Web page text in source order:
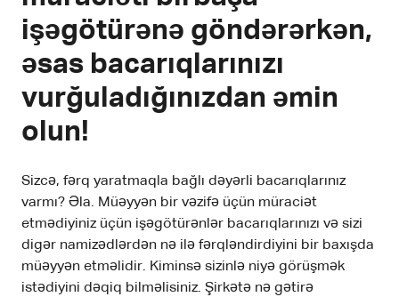
işəgötürənə göndərərkən,
əsas bacarıqlarınızı
vurğuladığınızdan əmin
olun!
Sizcə, fərq yaratmaqla bağlı dəyərli bacarıqlarınız
varmı? Əla. Müəyyən bir vəzifə üçün müraciət
etmədiyiniz üçün işəgötürənlər bacarıqlarınızı və sizi
digər namizədlərdən nə ilə fərqləndirdiyini bir baxışda
müəyyən etməlidir. Kiminsə sizinlə niyə görüşmək
istədiyini dəqiq bilməlisiniz. Şirkətə nə gətirə